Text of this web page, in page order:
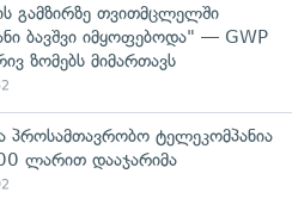
გამზირზე თვითმცლელში
ბავშვი იმყოფებოდა" — GWP
ზომებს მიმართავს
პროსამთავრობო ტელეკომპანია
ლარით დააჯარიმა